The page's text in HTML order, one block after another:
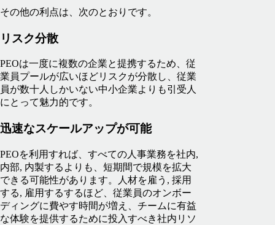
その他の利点は、次のとおりです。
リスク分散
PEOは一度に複数の企業と提携するため、従
業員プールが広いほどリスクが分散し、従業
員が数十人しかいない中小企業よりも引受人
にとって魅力的です。
迅速なスケールアップが可能
PEOを利用すれば、すべての人事業務を社内,
内部, 内製するよりも、短期間で規模を拡大
できる可能性があります。人材を雇う, 採用
する, 雇用するするほど、従業員のオンボー
ディングに費やす時間が増え、チームに有益
な体験を提供するために投入すべき社内リソ